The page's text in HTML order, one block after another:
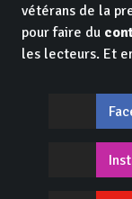
vétérans de la
pour faire du
les lecteurs. Et